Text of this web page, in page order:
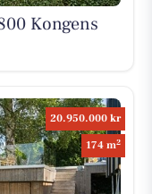
Kongens
20.950.000 kr
174 m2